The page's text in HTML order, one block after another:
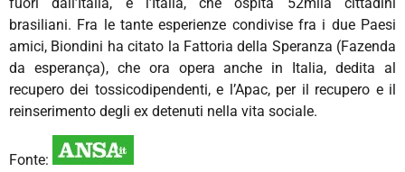
brasiliani. Fra le tante esperienze condivise fra i due Paesi
amici, Biondini ha citato la Fattoria della Speranza (Fazenda
da esperança), che ora opera anche in Italia, dedita al
recupero dei tossicodipendenti, e l’Apac, per il recupero e il
reinserimento degli ex detenuti nella vita sociale.
Fonte: